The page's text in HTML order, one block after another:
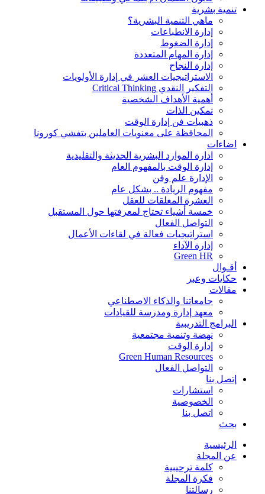
تنمية بشرية
ماهي التنمية البشرية؟
إدارة الانطباعات
إدارة الضغوط
إدارة المهام المتعددة
إدارة النجاح
الاستراتيجيات العشر في إدارة الأولويات
التفكير النقدي Critical Thinking
أهمية الأهداف الشخصية
تمكين الذات
ذهبيات فن إدارة الوقت
المحافظة على معنويات العاملين بتفشي كورونا
اضاءات
ادارة الموارد البشرية الحديثة والتقليدية
إدارة الوقت بالمفهوم العام
الإدارة علم وفن
مفهوم الريادة .. بشكل عام
العشرة المغلقات للعقل
خمسة أشياء تحتاج لمعرفتها حول المستقبل
التواصل الفعال
استراتيجيات فعالة في لقاءات الأعمال
إدارة الآداء
Green HR
أقـوال
حكايات وعبر
مقالات
جامعاتنا والذكاء الاصطناعي
معهد إدارة ومدرسة للقيادات
البرامج التدريبية
نهضة وتنمية مجتمعية
إدارة الوقت
Green Human Resources
التواصل الفعال
إتصل بنا
استشارات
الخصوصية
اتصل بنا
بحث
الرئيسية
عن المجلة
كلمة ترحيبية
فكرة المجلة
رسالتنا